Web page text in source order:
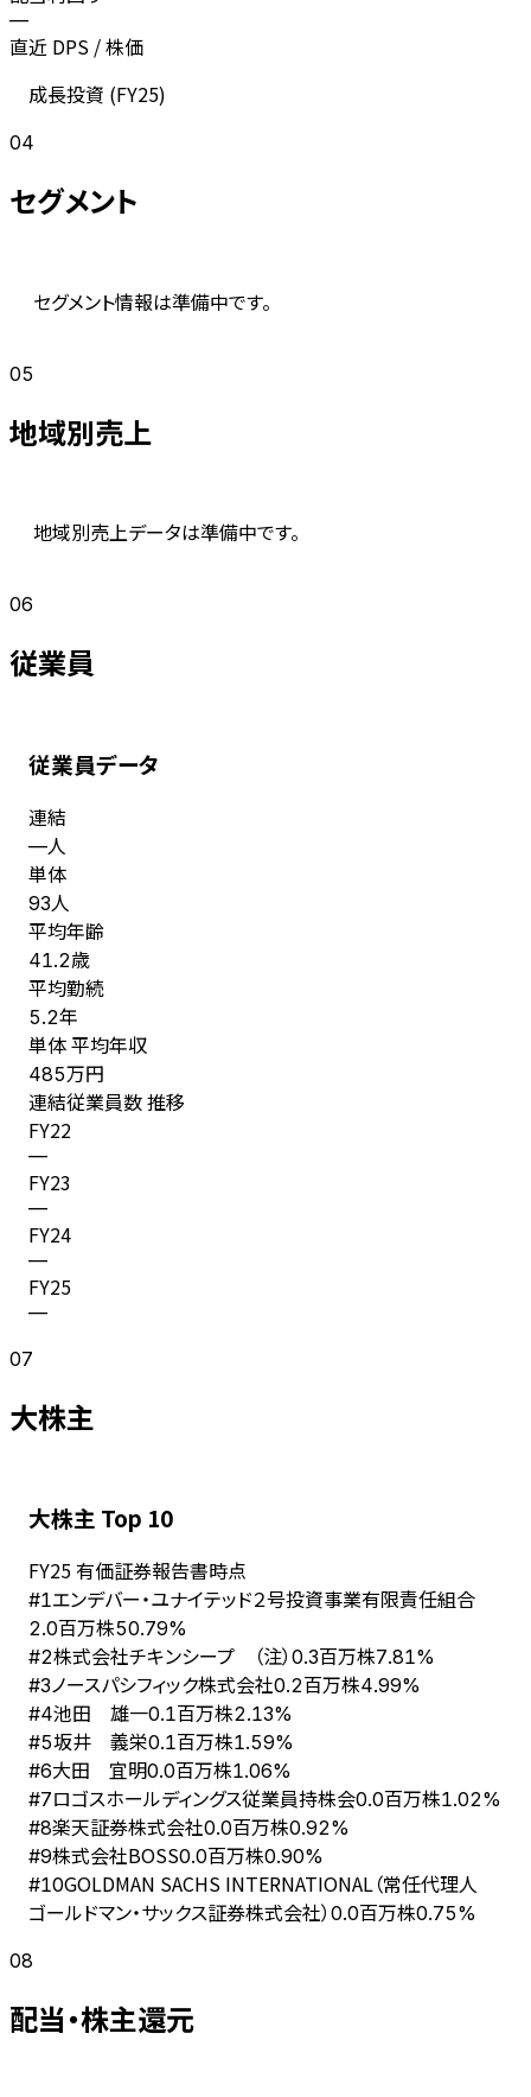
—
直近 DPS / 株価
成長投資 (FY25)
04
セグメント
セグメント情報は準備中です。
05
地域別売上
地域別売上データは準備中です。
06
従業員
従業員データ
連結
—人
単体
93人
平均年齢
41.2歳
平均勤続
5.2年
単体 平均年収
485万円
連結従業員数 推移
FY22
—
FY23
—
FY24
—
FY25
—
07
大株主
大株主 Top 10
FY25 有価証券報告書時点
#1エンデバー・ユナイテッド２号投資事業有限責任組合
2.0百万株50.79%
#2株式会社チキンシープ （注） 0.3百万株7.81%
#3ノースパシフィック株式会社0.2百万株4.99%
#4池田 雄一0.1百万株2.13%
#5坂井 義栄0.1百万株1.59%
#6大田 宜明0.0百万株1.06%
#7ロゴスホールディングス従業員持株会0.0百万株1.02%
#8楽天証券株式会社0.0百万株0.92%
#9株式会社BOSS0.0百万株0.90%
#10GOLDMAN SACHS INTERNATIONAL（常任代理人
ゴールドマン・サックス証券株式会社） 0.0百万株0.75%
08
配当・株主還元